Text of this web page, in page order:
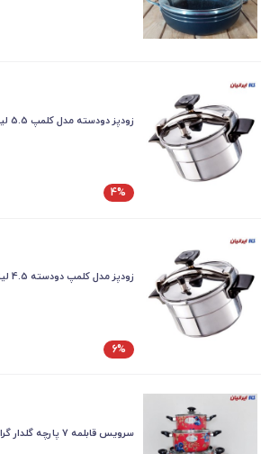
زودپز دودسته مدل کلمپ 5.5 لیتری ۷ نفره شرکت JNG
4%
زودپز مدل کلمپ دودسته 4.5 لیتری ۵ نفره شرکت JNG
6%
سرویس قابلمه 7 پارچه گلدار گرانیتی جنوب کد 19